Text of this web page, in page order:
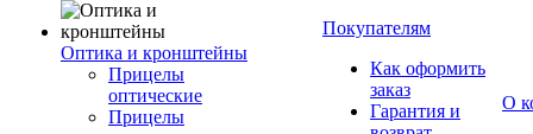
Оптика и кронштейны
Прицелы
оптические
Прицелы
Покупателям
Как оформить
заказ
Гарантия и
О